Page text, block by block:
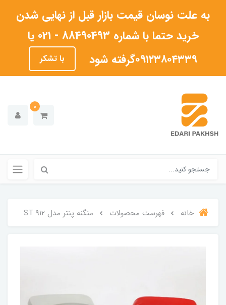
به علت نوسان قیمت بازار قبل از نهایی شدن
خرید حتما با شماره 88490493 - 021 یا
۰۹۱۲۳۸۰۴۳۳۹گرفته شود
با تشکر
0
خانه فهرست محصولات منگنه پنتر مدل ST 912